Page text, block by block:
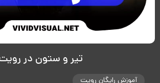
تیر و ستون در
آموزش رایگان رویت